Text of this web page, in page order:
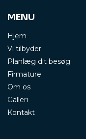
MENU
Hjem
Vi tilbyder
Planlæg dit besøg
Firmature
Om os
Galleri
Kontakt